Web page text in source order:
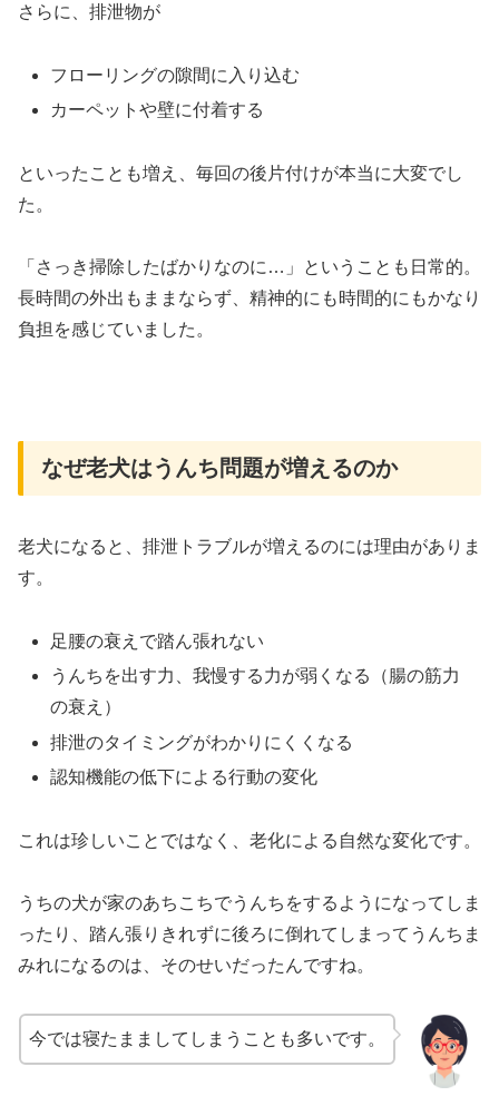
さらに、排泄物が
フローリングの隙間に入り込む
カーペットや壁に付着する
といったことも増え、毎回の後片付けが本当に大変でし
た。
「さっき掃除したばかりなのに…」ということも日常的。
長時間の外出もままならず、精神的にも時間的にもかなり
負担を感じていました。
なぜ老犬はうんち問題が増えるのか
老犬になると、排泄トラブルが増えるのには理由がありま
す。
足腰の衰えで踏ん張れない
うんちを出す力、我慢する力が弱くなる（腸の筋力
の衰え）
排泄のタイミングがわかりにくくなる
認知機能の低下による行動の変化
これは珍しいことではなく、老化による自然な変化です。
うちの犬が家のあちこちでうんちをするようになってしま
ったり、踏ん張りきれずに後ろに倒れてしまってうんちま
みれになるのは、そのせいだったんですね。
今では寝たまましてしまうことも多いです。